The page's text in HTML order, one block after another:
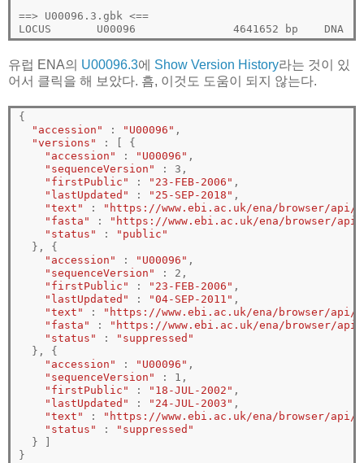
==> U00096.3.gbk <==
유럽 ENA의 U00096.3에 Show Version History라는 것이 있
어서 클릭을 해 보았다. 흠, 이것도 도움이 되지 않는다.
{
"accession" : "U00096" ,
"versions" :
{
"accession" : "U00096" ,
"sequenceVersion" : 3,
"firstPublic" : "23-FEB-2006" ,
"lastUpdated" : "25-SEP-2018" ,
"text" :
"https://www.ebi.ac.uk/ena/browser/api/
"fasta" :
"https://www.ebi.ac.uk/ena/browser/api/
"status" :
"public"
} , {
"accession" : "U00096" ,
"sequenceVersion" : 2,
"firstPublic" : "23-FEB-2006" ,
"lastUpdated" : "04-SEP-2011" ,
"text" :
"https://www.ebi.ac.uk/ena/browser/api/
"fasta" :
"https://www.ebi.ac.uk/ena/browser/api/
"status" :
"suppressed"
} , {
"accession" : "U00096" ,
"sequenceVersion" : 1,
"firstPublic" : "18-JUL-2002" ,
"lastUpdated" : "24-JUL-2003" ,
"text" :
"https://www.ebi.ac.uk/ena/browser/api/
"status" :
"suppressed"
}
}